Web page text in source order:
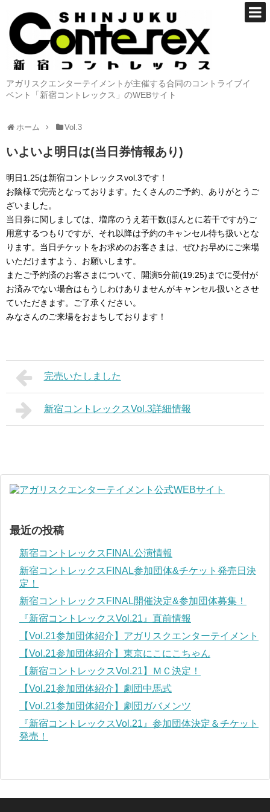
アガリスクエンターテイメントが主催する合同のコントライブイ
ベント「新宿コントレックス」のWEBサイト
ホーム Vol.3
いよいよ明日は(当日券情報あり)
明日1.25は新宿コントレックスvol.3です！
お陰様で完売となっております。たくさんのご予約、ありがとうご
ざいました。
当日券に関しましては、増席のうえ若干数(ほんとに若干ですが)ご
用意するつもりですが、それ以降は予約のキャンセル待ち扱いとな
ります。当日チケットをお求めのお客さまは、ぜひお早めにご来場
いただけますよう、お願いします。
またご予約済のお客さまについて、開演5分前(19:25)までに受付が
お済みでない場合はもうしわけありませんがキャンセル扱いとさせ
ていただきます。ご了承ください。
みなさんのご来場をおまちしております！
完売いたしました
新宿コントレックスVol.3詳細情報
最近の投稿
新宿コントレックスFINAL公演情報
新宿コントレックスFINAL参加団体&チケット発売日決
定！
新宿コントレックスFINAL開催決定&参加団体募集！
『新宿コントレックスVol.21』直前情報
【Vol.21参加団体紹介】アガリスクエンターテイメント
【Vol.21参加団体紹介】東京にこにこちゃん
【新宿コントレックスVol.21】ＭＣ決定！
【Vol.21参加団体紹介】劇団中馬式
【Vol.21参加団体紹介】劇団ガバメンツ
『新宿コントレックスVol.21』参加団体決定＆チケット
発売！